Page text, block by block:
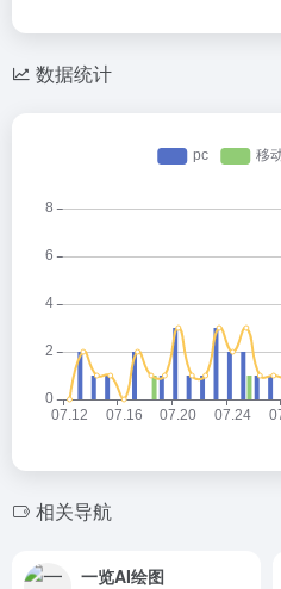
数据统计
相关导航
一览AI绘图